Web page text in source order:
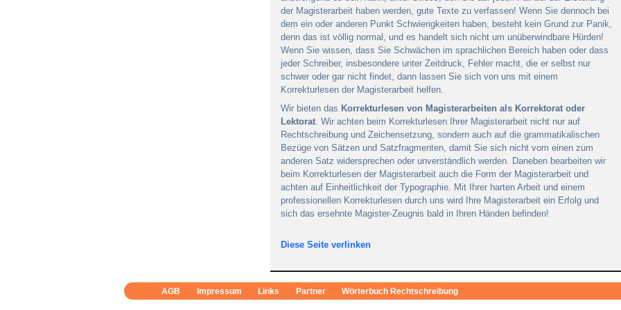
der Magisterarbeit haben werden, gute Texte zu verfassen! Wenn Sie dennoch bei
dem ein oder anderen Punkt Schwierigkeiten haben, besteht kein Grund zur Panik,
denn das ist völlig normal, und es handelt sich nicht um unüberwindbare Hürden!
Wenn Sie wissen, dass Sie Schwächen im sprachlichen Bereich haben oder dass
jeder Schreiber, insbesondere unter Zeitdruck, Fehler macht, die er selbst nur
schwer oder gar nicht findet, dann lassen Sie sich von uns mit einem
Korrekturlesen der Magisterarbeit helfen.
Wir bieten das Korrekturlesen von Magisterarbeiten als Korrektorat oder
Lektorat . Wir achten beim Korrekturlesen Ihrer Magisterarbeit nicht nur auf
Rechtschreibung und Zeichensetzung, sondern auch auf die grammatikalischen
Bezüge von Sätzen und Satzfragmenten, damit Sie sich nicht vom einen zum
anderen Satz widersprechen oder unverständlich werden. Daneben bearbeiten wir
beim Korrekturlesen der Magisterarbeit auch die Form der Magisterarbeit und
achten auf Einheitlichkeit der Typographie. Mit Ihrer harten Arbeit und einem
professionellen Korrekturlesen durch uns wird Ihre Magisterarbeit ein Erfolg und
sich das ersehnte Magister-Zeugnis bald in Ihren Händen befinden!
Diese Seite verlinken
AGB Impressum Links Partner Wörterbuch Rechtschreibung